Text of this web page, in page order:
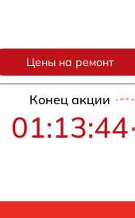
Цены на ремонт
Конец акции
01:13:43